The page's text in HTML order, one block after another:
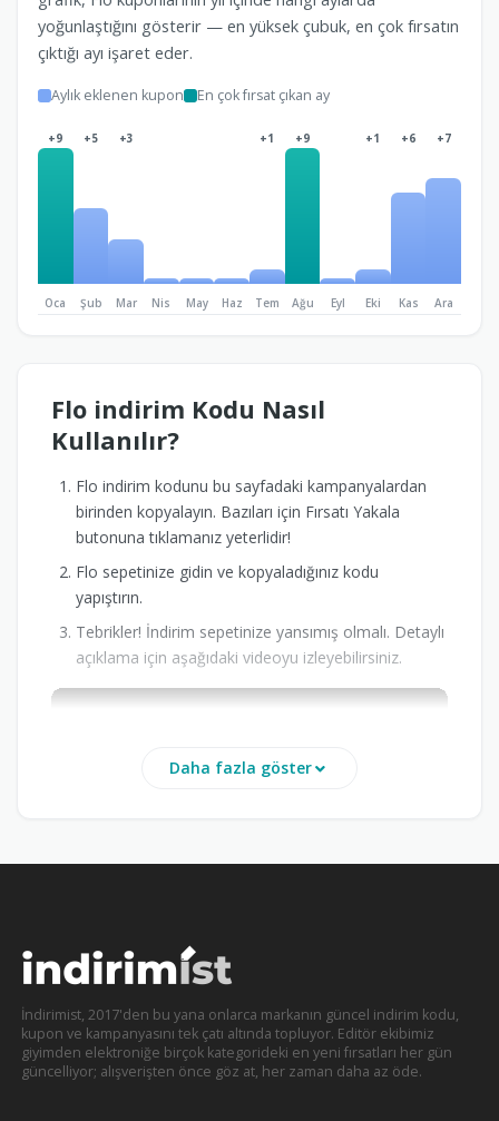
yoğunlaştığını gösterir — en yüksek çubuk, en çok fırsatın
çıktığı ayı işaret eder.
Aylık eklenen kupon En çok fırsat çıkan ay
+9
Oca
+5
Şub
+3
Mar Nis May Haz
+1
Tem
+9
Ağu Eyl
+1
Eki
+6
Kas
+7
Ara
Flo indirim Kodu Nasıl
Kullanılır?
Flo indirim kodunu bu sayfadaki kampanyalardan
birinden kopyalayın. Bazıları için Fırsatı Yakala
butonuna tıklamanız yeterlidir!
Flo sepetinize gidin ve kopyaladığınız kodu
yapıştırın.
Tebrikler! İndirim sepetinize yansımış olmalı. Detaylı
açıklama için aşağıdaki videoyu izleyebilirsiniz.
Sayfamızda bulunan 1 alana 1 bedava
kampanyasını aktif ederek seçili ürünlerden
alışveriş yapıp 1 çift ayakkabı bedava
kazanabilirsiniz.
Daha fazla göster
İndirimist, 2017'den bu yana onlarca markanın güncel indirim kodu,
kupon ve kampanyasını tek çatı altında topluyor. Editör ekibimiz
giyimden elektroniğe birçok kategorideki en yeni fırsatları her gün
güncelliyor; alışverişten önce göz at, her zaman daha az öde.